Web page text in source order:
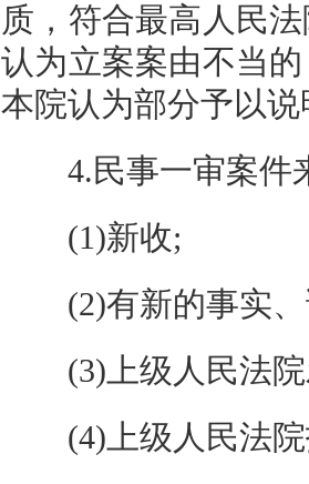
质，符合最高人民
认为立案案由不当
本院认为部分予以说
4.民事一审案件
(1)新收;
(2)有新的事实、
(3)上级人民法院
(4)上级人民法院